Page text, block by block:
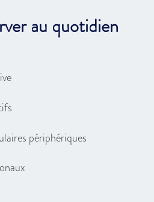
au quotidien
périphériques